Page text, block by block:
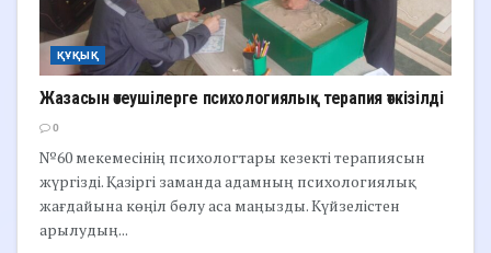
ҚҰҚЫҚ
Жазасын өтеушілерге психологиялық терапия өткізілді
0
№60 мекемесінің психологтары кезекті терапиясын
жүргізді. Қазіргі заманда адамның психологиялық
жағдайына көңіл бөлу аса маңызды. Күйзелістен
арылудың...